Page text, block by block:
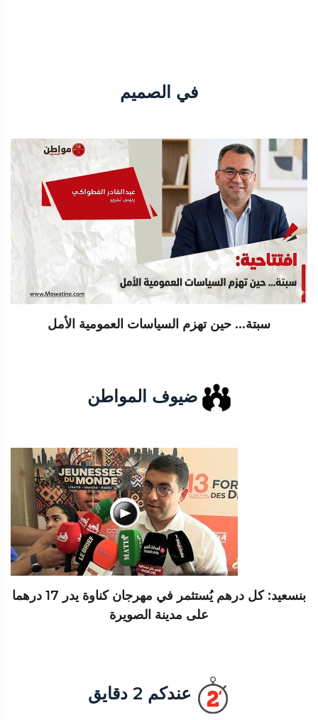
في الصميم
سبتة... حين تهزم السياسات العمومية الأمل
ضيوف المواطن
بنسعيد: كل درهم يُستثمر في مهرجان كناوة يدر 17 درهما
على مدينة الصويرة
عندكم 2 دقايق